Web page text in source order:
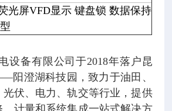
光屏VFD显示 键盘锁 数据保持
设备有限公司于2018年落户昆
阳澄湖科技园，致力于油田、
伏、电力、轨交等行业，提供
计量和系统集成一站式解决方